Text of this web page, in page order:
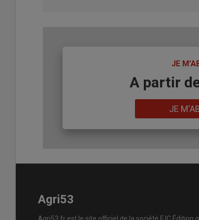
JE
A partir
JE
Agri53
Agri53.fr est le site officiel de la société FJC Édition